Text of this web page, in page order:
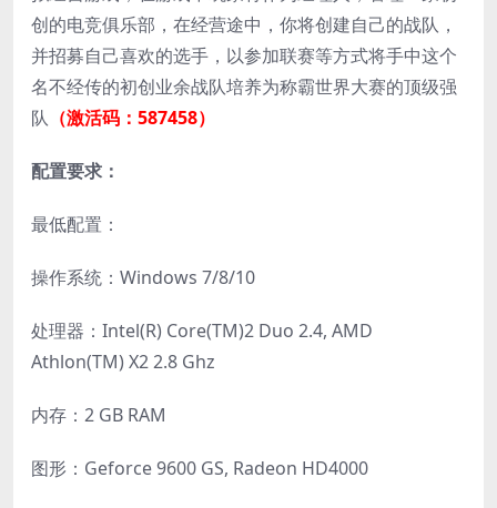
创的电竞俱乐部，在经营途中，你将创建自己的战队，
并招募自己喜欢的选手，以参加联赛等方式将手中这个
名不经传的初创业余战队培养为称霸世界大赛的顶级强
队 （激活码：587458）
配置要求：
最低配置：
操作系统：Windows 7/8/10
处理器：Intel(R) Core(TM)2 Duo 2.4, AMD
Athlon(TM) X2 2.8 Ghz
内存：2 GB RAM
图形：Geforce 9600 GS, Radeon HD4000